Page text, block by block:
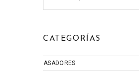
CATEGORÍAS
ASADORES